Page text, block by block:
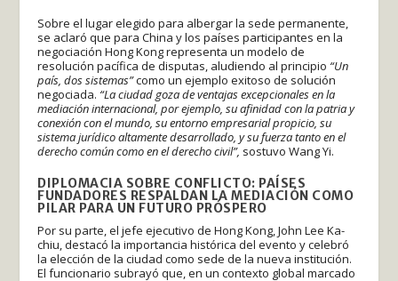
Sobre el lugar elegido para albergar la sede permanente,
se aclaró que para China y los países participantes en la
negociación Hong Kong representa un modelo de
resolución pacífica de disputas, aludiendo al principio “Un
país, dos sistemas”como un ejemplo exitoso de solución
negociada. “La ciudad goza de ventajas excepcionales en la
mediación internacional, por ejemplo, su afinidad con la patria y
conexión con el mundo, su entorno empresarial propicio, su
sistema jurídico altamente desarrollado, y su fuerza tanto en el
derecho común como en el derecho civil”, sostuvo Wang Yi.
DIPLOMACIA SOBRE CONFLICTO: PAÍSES
FUNDADORES RESPALDAN LA MEDIACIÓN COMO
PILAR PARA UN FUTURO PRÓSPERO
Por su parte, el jefe ejecutivo de Hong Kong, John Lee Ka-
chiu, destacó la importancia histórica del evento y celebró
la elección de la ciudad como sede de la nueva institución.
El funcionario subrayó que, en un contexto global marcado